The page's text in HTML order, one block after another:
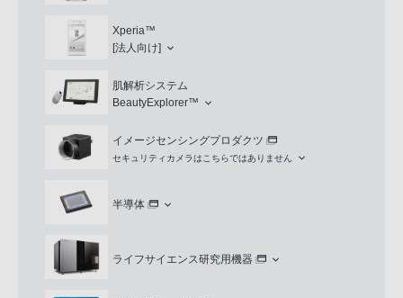
Xperia™
[法人向け]
肌解析システム
BeautyExplorer™
イメージセンシングプロダクツ
セキュリティカメラはこちらではありません
半導体
ライフサイエンス研究用機器